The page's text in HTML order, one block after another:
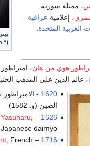
(* 1965)
، ممثلة سورية.
، إعلامية عراقية
العربية المتحدة.
هوي من هان،
، عالم الدين على المذهب
1620 - الامبراطور
الصين (و. 1582)
1626
–
Japanese daimyo (و. 1554)
1716
–
, French